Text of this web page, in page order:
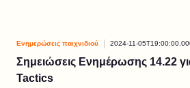
Ενημερώσεις παιχνιδιού 2024-11-
Σημειώσεις Ενημέρωσης 14.22
Tactics